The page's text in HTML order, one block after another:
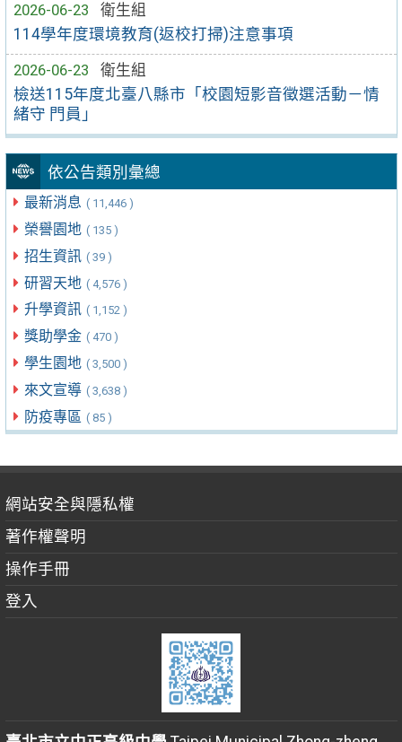
2026-06-23
衛生組
114學年度環境教育(返校打掃)注意事項
2026-06-23
衛生組
檢送115年度北臺八縣市「校園短影音徵選活動－情
緒守 門員」
依公告類別彙總
最新消息 ( 11,446 )
榮譽園地 ( 135 )
招生資訊 ( 39 )
研習天地 ( 4,576 )
升學資訊 ( 1,152 )
獎助學金 ( 470 )
學生園地 ( 3,500 )
來文宣導 ( 3,638 )
防疫專區 ( 85 )
網站安全與隱私權
著作權聲明
操作手冊
登入